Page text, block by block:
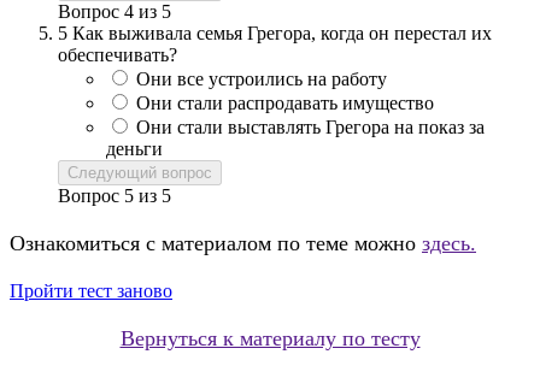
Вопрос 4 из 5
5 Как выживала семья Грегора, когда он перестал их
обеспечивать?
Они все устроились на работу
Они стали распродавать имущество
Они стали выставлять Грегора на показ за
деньги
Следующий вопрос
Вопрос 5 из 5
Ознакомиться с материалом по теме можно здесь.
Пройти тест заново
Вернуться к материалу по тесту